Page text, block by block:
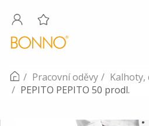
Pracovní oděvy
Kalhoty,
PEPITO PEPITO 50 prodl.